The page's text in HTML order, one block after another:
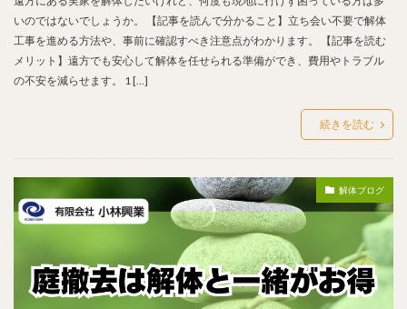
いのではないでしょうか。 【記事を読んで分かること】立ち会い不要で解体
工事を進める方法や、事前に確認すべき注意点がわかります。 【記事を読む
メリット】遠方でも安心して解体を任せられる準備ができ、費用やトラブル
の不安を減らせます。 1 […]
続きを読む
解体ブログ